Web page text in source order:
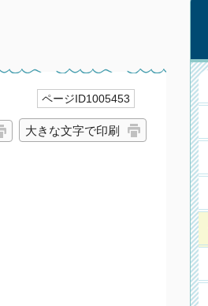
ページID1005453
大きな文字で印刷